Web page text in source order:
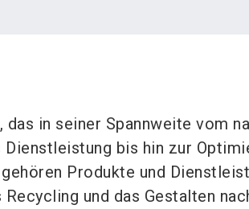
in seiner Spannweite vom
bis hin zur
Produkte und
und das Gestalten